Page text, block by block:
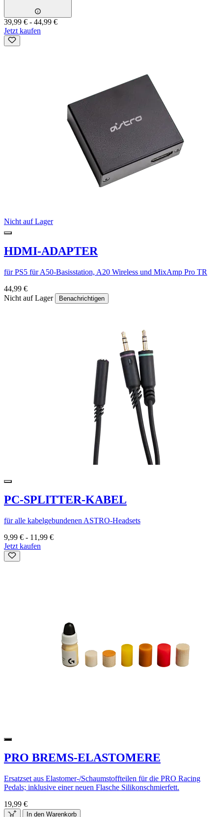
39,99 € - 44,99 €
Jetzt kaufen
Nicht auf Lager
HDMI-ADAPTER
für PS5 für A50-Basisstation, A20 Wireless und MixAmp Pro TR
44,99 €
Nicht auf Lager
Benachrichtigen
PC-SPLITTER-KABEL
für alle kabelgebundenen ASTRO-Headsets
9,99 € - 11,99 €
Jetzt kaufen
PRO BREMS-ELASTOMERE
Ersatzset aus Elastomer-/Schaumstoffteilen für die PRO Racing
Pedals; inklusive einer neuen Flasche Silikonschmierfett.
19,99 €
In den Warenkorb